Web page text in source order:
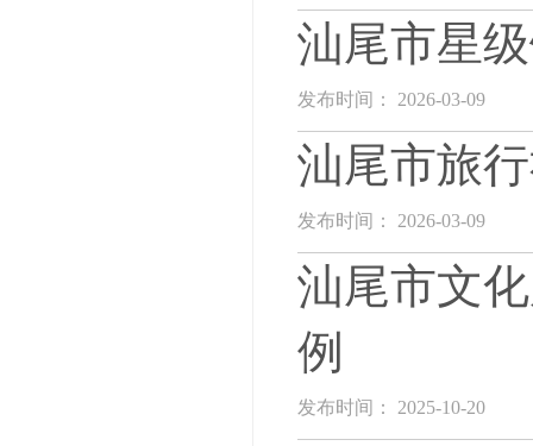
汕尾市星
发布时间： 2026-03-09
汕尾市旅
发布时间： 2026-03-09
汕尾市文
例
发布时间： 2025-10-20